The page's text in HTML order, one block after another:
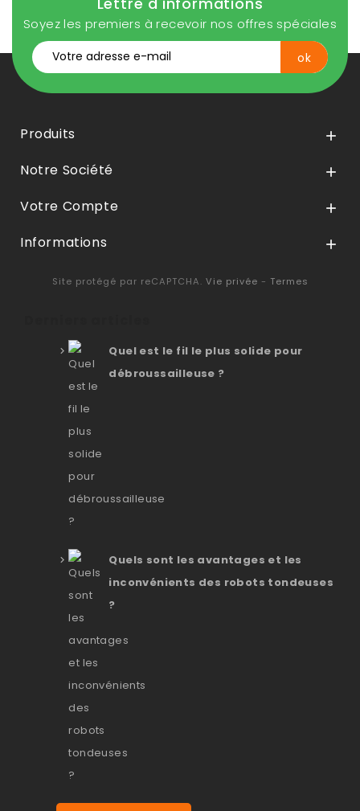
Soyez les premiers à recevoir nos offres spéciales
Produits 
Notre Société 
Votre Compte 
Informations 
Site protégé par reCAPTCHA. Vie privée - Termes
Quel est le fil le plus solide pour
débroussailleuse ?
Quels sont les avantages et les
inconvénients des robots tondeuses
?